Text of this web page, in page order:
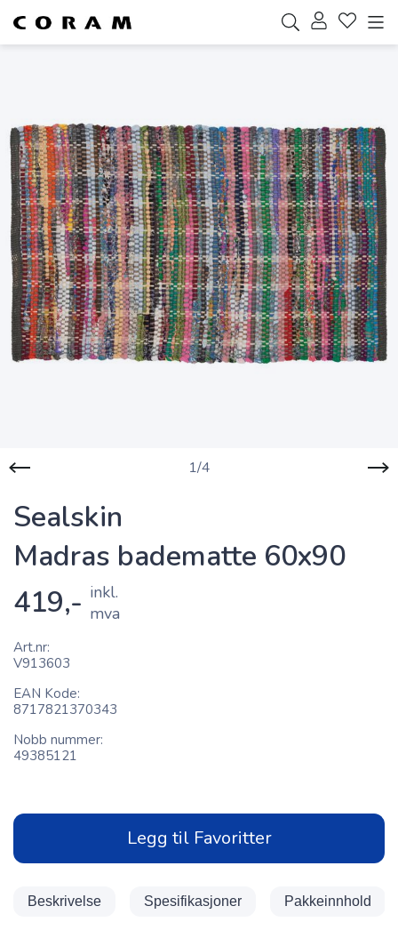
1/4
Art.nr
V913603
EAN Kode
8717821370343
Nobb nummer
49385121
Sealskin
Madras badematte 60x90
419,- inkl.
mva
Legg til Favoritter
Beskrivelse Spesifikasjoner Pakkeinnhold